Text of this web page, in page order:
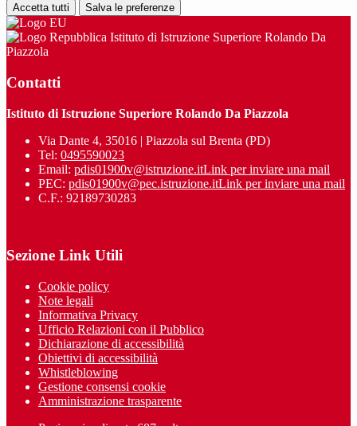
Accetta tutti Salva le preferenze
Istituto di Istruzione Superiore Rolando Da
Piazzola
Contatti
Istituto di Istruzione Superiore Rolando Da Piazzola
Via Dante 4, 35016 | Piazzola sul Brenta (PD)
Tel: 0495590023
Email: pdis01900v@istruzione.itLink per inviare una mail
PEC: pdis01900v@pec.istruzione.itLink per inviare una mail
C.F.: 92189730283
Sezione Link Utili
Cookie policy
Note legali
Informativa Privacy
Ufficio Relazioni con il Pubblico
Dichiarazione di accessibilità
Obiettivi di accessibilità
Whistleblowing
Gestione consensi cookie
Amministrazione trasparente